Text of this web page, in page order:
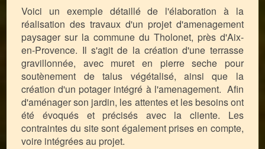
Voici un exemple détaillé de l'élaboration à la
réalisation des travaux d'un projet d'amenagement
paysager sur la commune du Tholonet, près d'Aix-
en-Provence. Il s'agit de la création d'une terrasse
gravillonnée, avec muret en pierre seche pour
soutènement de talus végétalisé, ainsi que la
création d'un potager intégré à l'amenagement. Afin
d'aménager son jardin, les attentes et les besoins ont
été évoqués et précisés avec la cliente. Les
contraintes du site sont également prises en compte,
voire intégrées au projet.